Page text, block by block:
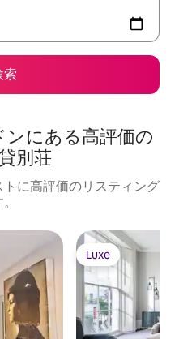
索
に⁠あ⁠る高⁠評⁠価⁠の
別⁠荘
に高評価のリスティング
Luxe
Luxe